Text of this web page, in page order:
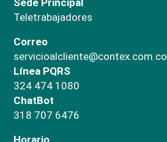
Sede Principal
Teletrabajadores
Correo
servicioalcliente@contex.com.co
Línea PQRS
324 474 1080
ChatBot
318 707 6476
Horario